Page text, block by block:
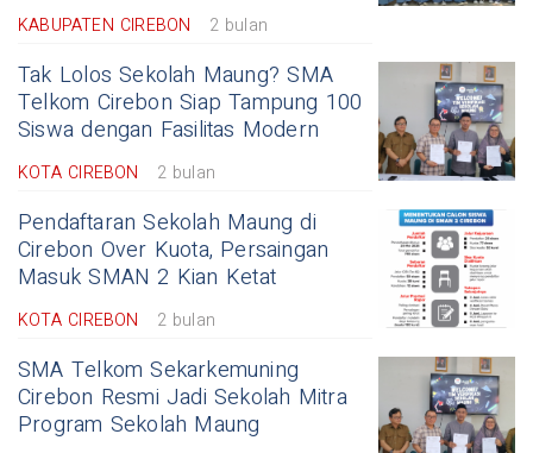
KABUPATEN CIREBON 2 bulan
Tak Lolos Sekolah Maung? SMA
Telkom Cirebon Siap Tampung 100
Siswa dengan Fasilitas Modern
KOTA CIREBON 2 bulan
Pendaftaran Sekolah Maung di
Cirebon Over Kuota, Persaingan
Masuk SMAN 2 Kian Ketat
KOTA CIREBON 2 bulan
SMA Telkom Sekarkemuning
Cirebon Resmi Jadi Sekolah Mitra
Program Sekolah Maung